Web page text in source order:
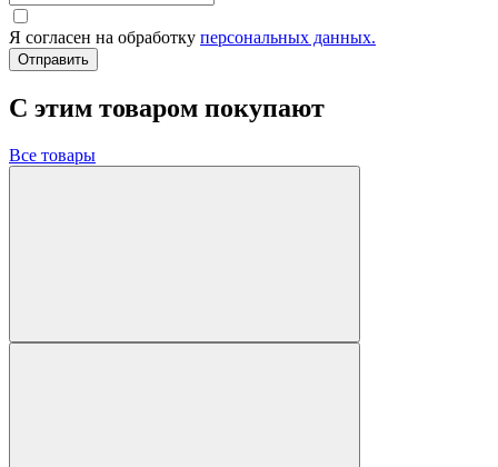
Я согласен на обработку персональных данных.
Отправить
C этим товаром покупают
Все товары